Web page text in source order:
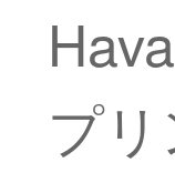
プ